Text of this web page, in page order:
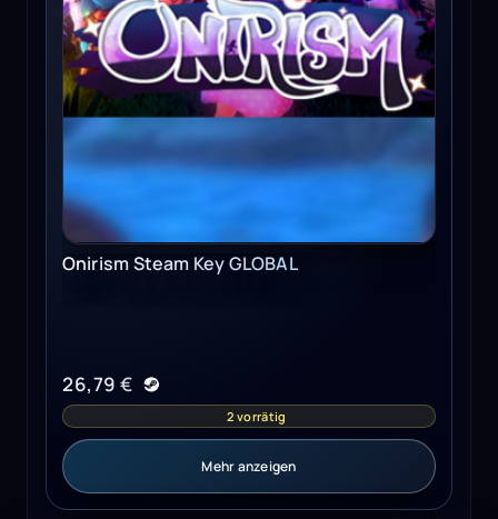
Onirism Steam Key GLOBAL
26,79 €
2 vorrätig
Mehr anzeigen